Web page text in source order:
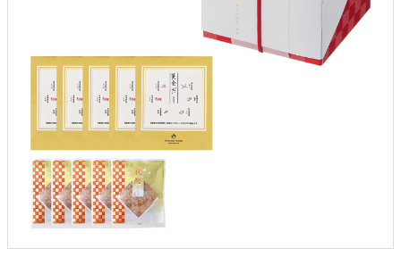
カタログギフト
ブライダルバッグ
演出用品
内祝い 出産祝い
季節イベント特集